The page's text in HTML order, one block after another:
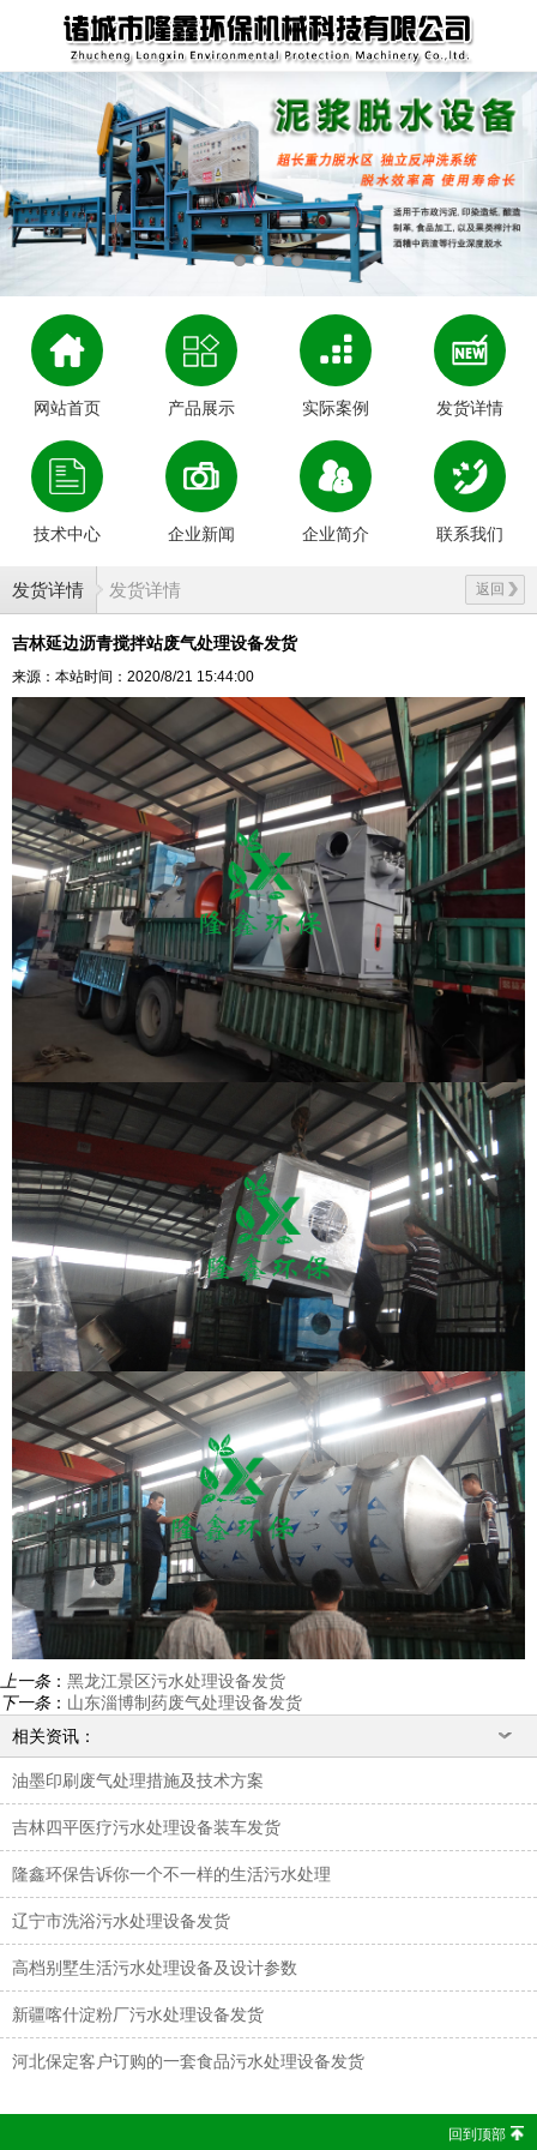
网站首页 产品展示 实际案例 发货详情
技术中心 企业新闻 企业简介 联系我们
发货详情 返回
发货详情
吉林延边沥青搅拌站废气处理设备发货
来源：本站时间：2020/8/21 15:44:00
上一条： 黑龙江景区污水处理设备发货
下一条： 山东淄博制药废气处理设备发货
相关资讯：
油墨印刷废气处理措施及技术方案
吉林四平医疗污水处理设备装车发货
隆鑫环保告诉你一个不一样的生活污水处理
辽宁市洗浴污水处理设备发货
高档别墅生活污水处理设备及设计参数
新疆喀什淀粉厂污水处理设备发货
河北保定客户订购的一套食品污水处理设备发货
回到顶部